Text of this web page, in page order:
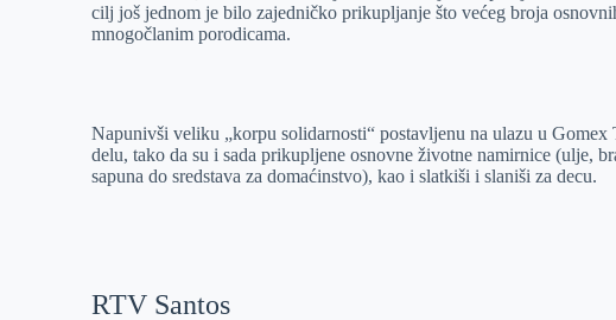
cilj još jednom je bilo zajedničko prikupljanje što većeg broja
mnogočlanim porodicama.
Napunivši veliku „korpu solidarnosti“ postavljenu na ulazu u
delu, tako da su i sada prikupljene osnovne životne namirnice (ulje,
sapuna do sredstava za domaćinstvo), kao i slatkiši i slaniši za decu.
RTV Santos